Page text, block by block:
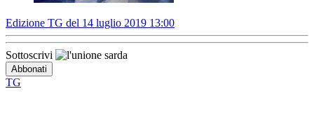
Edizione TG del 14 luglio 2019 13:00
Sottoscrivi
TG